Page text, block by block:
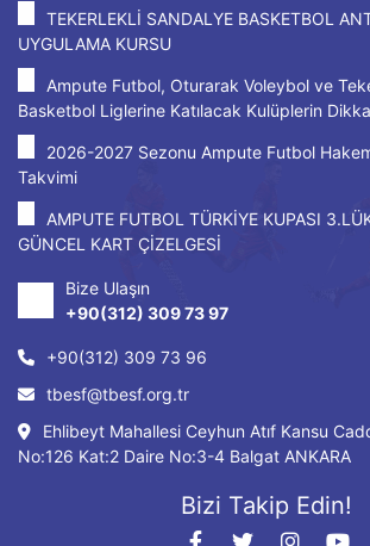
TEKERLEKLİ SANDALYE BASKETBOL
UYGULAMA KURSU
Ampute Futbol, Oturarak Voleybol ve
Basketbol Liglerine Katılacak Kulüplerin
2026-2027 Sezonu Ampute Futbol
Takvimi
AMPUTE FUTBOL TÜRKİYE KUPASI
GÜNCEL KART ÇİZELGESİ
Bize Ulaşın
+90(312) 309 73 97
+90(312) 309 73 96
tbesf@tbesf.org.tr
Ehlibeyt Mahallesi Ceyhun Atıf Kansu
No:126 Kat:2 Daire No:3-4 Balgat ANKARA
Bizi Takip Edin!